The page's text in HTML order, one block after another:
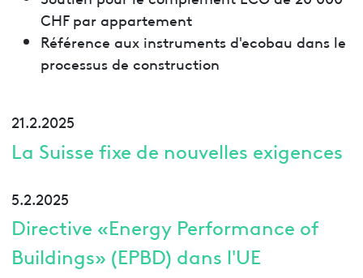
CHF par appartement
Référence aux instruments d'ecobau dans le
processus de construction
21.2.2025
La Suisse fixe de nouvelles exigences
5.2.2025
Directive «Energy Performance of
Buildings» (EPBD) dans l'UE